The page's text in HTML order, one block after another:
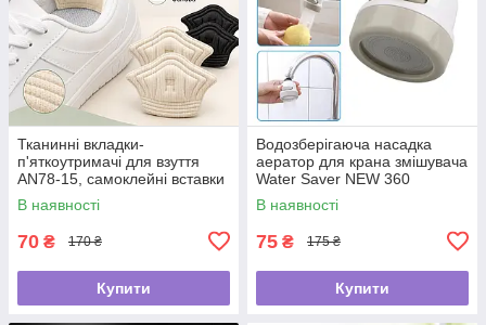
Тканинні вкладки-
п'яткоутримачі для взуття
AN78-15, самоклейні вставки
від натирання та мозолів, для
зменшення розміру взуття
В наявності
70 ₴ 170 ₴
Купити
Водозберігаюча насадка
аератор для крана змішувача
Water Saver NEW 360
В наявності
75 ₴ 175 ₴
Купити